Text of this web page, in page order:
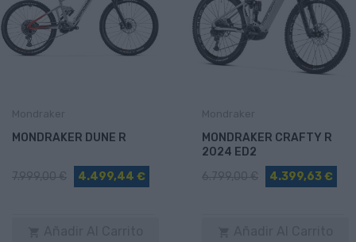
MONDRAKER DUNE R
4.499,44 €
MONDRAKER CRAFTY R
2024 ED2
4.399,63 €